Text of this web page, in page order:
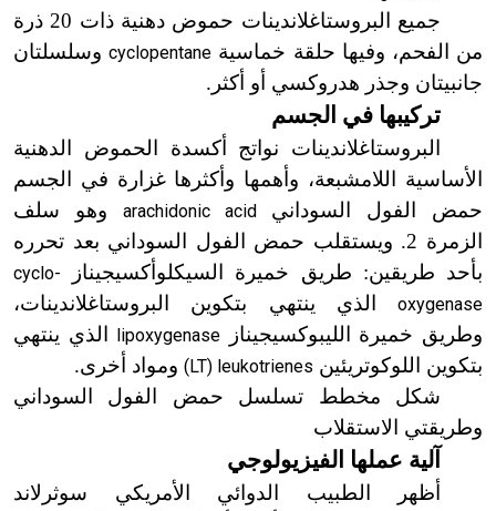
جميع البروستاغلاندينات حموض دهنية ذات 20 ذرة
من الفحم، وفيها حلقة خماسية cyclopentaneوسلسلتان
جانبيتان وجذر هدروكسي أو أكثر.
تركيبها في الجسم
البروستاغلاندينات نواتج أكسدة الحموض الدهنية
الأساسية اللامشبعة، وأهمها وأكثرها غزارة في الجسم
حمض الفول السودانيarachidonic acid وهو سلف
الزمرة 2. ويستقلب حمض الفول السوداني بعد تحرره
بأحد طريقين: طريق خميرة السيكلوأكسيجيناز
cyclo-
oxygenase الذي ينتهي بتكوين البروستاغلاندينات،
وطريق خميرة الليبوكسيجيناز lipoxygenase
الذي ينتهي
بتكوين اللوكوتريئين (LT) leukotrienes ومواد أخرى.
شكل مخطط تسلسل حمض الفول السوداني
وطريقتي الاستقلاب
آلية عملها الفيزيولوجي
أظهر الطبيب الدوائي الأمريكي سوثرلاند